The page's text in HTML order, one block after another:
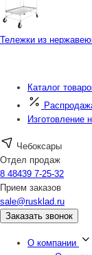
Тележки из
Каталог
Изготовление
Чебоксары
Отдел продаж
8 48439 7-25-32
Прием заказов
sale@rusklad.ru
Заказать звонок
О компании